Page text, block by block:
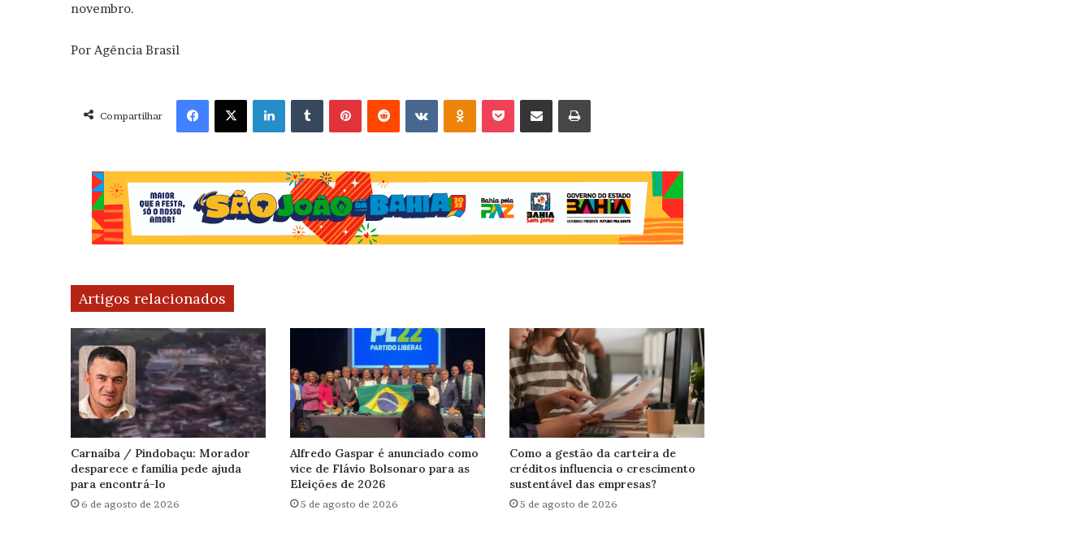
novembro.
Por Agência Brasil
Compartilhar
Facebook X Linkedin VK OK
Artigos relacionados
Carnaíba / Pindobaçu: Morador
desparece e família pede ajuda
para encontrá-lo
6 de agosto de 2026
Alfredo Gaspar é anunciado como
vice de Flávio Bolsonaro para as
Eleições de 2026
5 de agosto de 2026
Como a gestão da carteira de
créditos influencia o crescimento
sustentável das empresas?
5 de agosto de 2026